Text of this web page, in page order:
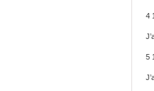
4
5